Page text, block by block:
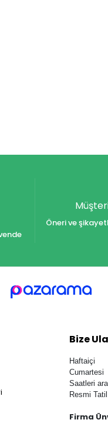
Öneri ve
Bize
Haftaiçi
Cumartesi
Saatleri
Resmi
Firma